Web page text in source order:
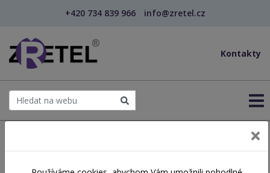
+420 734 839 966 info@zretel.cz
Kontakty